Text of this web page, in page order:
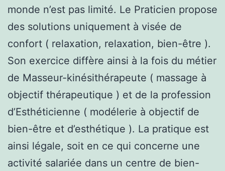
monde n’est pas limité. Le Praticien propose
des solutions uniquement à visée de
confort ( relaxation, relaxation, bien-être ).
Son exercice diffère ainsi à la fois du métier
de Masseur-kinésithérapeute ( massage à
objectif thérapeutique ) et de la profession
d’Esthéticienne ( modélerie à objectif de
bien-être et d’esthétique ). La pratique est
ainsi légale, soit en ce qui concerne une
activité salariée dans un centre de bien-